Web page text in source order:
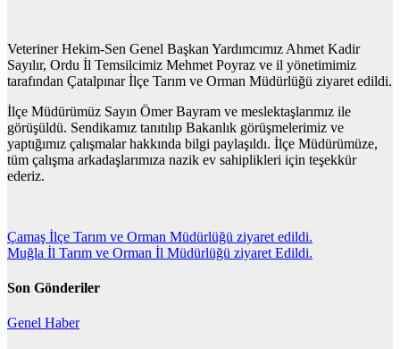
Veteriner Hekim-Sen Genel Başkan Yardımcımız Ahmet Kadir
Sayılır, Ordu İl Temsilcimiz Mehmet Poyraz ve il yönetimimiz
tarafından Çatalpınar İlçe Tarım ve Orman Müdürlüğü ziyaret edildi.
İlçe Müdürümüz Sayın Ömer Bayram ve meslektaşlarımız ile
görüşüldü. Sendikamız tanıtılıp Bakanlık görüşmelerimiz ve
yaptığımız çalışmalar hakkında bilgi paylaşıldı. İlçe Müdürümüze,
tüm çalışma arkadaşlarımıza nazik ev sahiplikleri için teşekkür
ederiz.
Yazı
gezinmesi
Çamaş İlçe Tarım ve Orman Müdürlüğü ziyaret edildi.
Muğla İl Tarım ve Orman İl Müdürlüğü ziyaret Edildi.
Son Gönderiler
Genel Haber